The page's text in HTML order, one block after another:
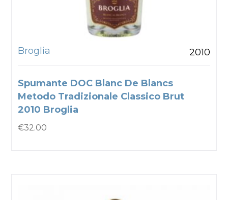
Broglia 2010
Spumante DOC Blanc De Blancs
Metodo Tradizionale Classico Brut
2010 Broglia
€32.00